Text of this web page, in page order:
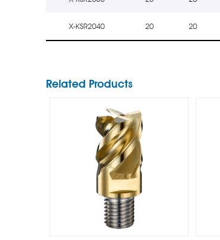
X-KSR2040 20 20
Related Products
先端交換式防振型エンドミ